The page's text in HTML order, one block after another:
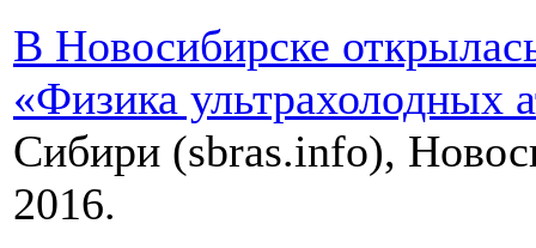
В Новосибирске
«Физика ультрахолодных
Сибири (sbras.info),
2016.